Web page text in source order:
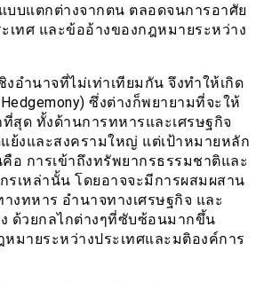
บบแตกต่างจากตน ตลอดจนการอาศัย
เทศ และข้ออ้างของกฎหมายระหว่าง
อำนาจที่ไม่เท่าเทียมกัน จึงทำให้เกิด
ซึ่งต่างก็พยายามที่จะให้
สุด ทั้งด้านการทหารและเศรษฐกิจ
ย้งและสงครามใหญ่ แต่เป้าหมายหลัก
อ การเข้าถึงทรัพยากรธรรมชาติและ
รเหล่านั้น โดยอาจจะมีการผสมผสาน
งทหาร อำนาจทางเศรษฐกิจ และ
ด้วยกลไกต่างๆที่ซับซ้อนมากขึ้น
มายระหว่างประเทศและมติองค์การ